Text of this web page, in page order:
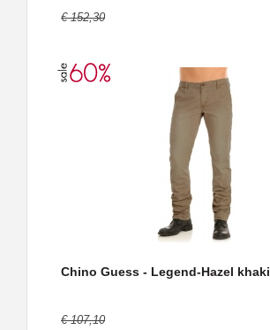
€ 152,30
Chino Guess - Legend-Hazel khaki
€ 107,10